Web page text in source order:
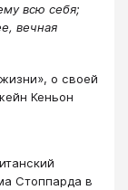
всю себя;
вечная
о своей
Кеньон
Стоппарда в